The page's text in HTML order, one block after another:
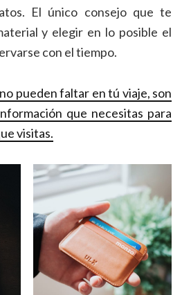
El único consejo que te
y elegir en lo posible el
con el tiempo.
pueden faltar en tú viaje, son
que necesitas para
visitas.